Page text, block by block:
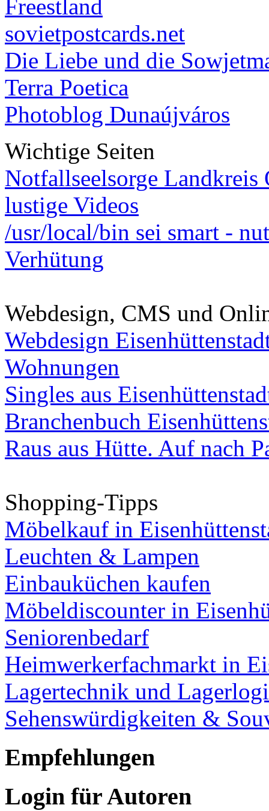
Freestland
sovietpostcards.net
Die Liebe und die
Terra Poetica
Photoblog Dunaújváros
Wichtige Seiten
Notfallseelsorge Landkreis
lustige Videos
/usr/local/bin sei smart -
Verhütung
Webdesign, CMS und
Webdesign
Wohnungen
Singles aus
Branchenbuch
Raus aus Hütte. Auf nach
Shopping-Tipps
Möbelkauf in
Leuchten & Lampen
Einbauküchen kaufen
Möbeldiscounter in
Seniorenbedarf
Heimwerkerfachmarkt in
Lagertechnik und
Sehenswürdigkeiten &
Empfehlungen
Login für Autoren